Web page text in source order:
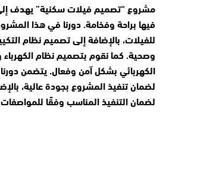
مشروع “تصميم فيلات سكنية” يهدف
فيها براحة وفخامة. دورنا في هذا
للفيلات، بالإضافة إلى تصميم نظام
وصحية. كما نقوم بتصميم نظام الكهرباء
الكهربائي بشكل آمن وفعال. يتضمن دورنا
لضمان تنفيذ المشروع بجودة عالية،
لضمان التنفيذ المناسب وفقًا للمواصفات